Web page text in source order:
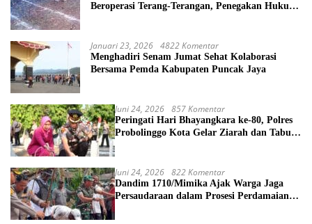
Beroperasi Terang-Terangan, Penegakan Hukum
Januari 23, 2026 4822 Komentar
Menghadiri Senam Jumat Sehat Kolaborasi
Bersama Pemda Kabupaten Puncak Jaya
Juni 24, 2026 857 Komentar
Peringati Hari Bhayangkara ke-80, Polres
Probolinggo Kota Gelar Ziarah dan Tabur
Juni 24, 2026 822 Komentar
Dandim 1710/Mimika Ajak Warga Jaga
Persaudaraan dalam Prosesi Perdamaian